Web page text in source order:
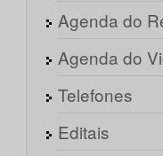
Agenda do
Agenda do
Telefones
Editais